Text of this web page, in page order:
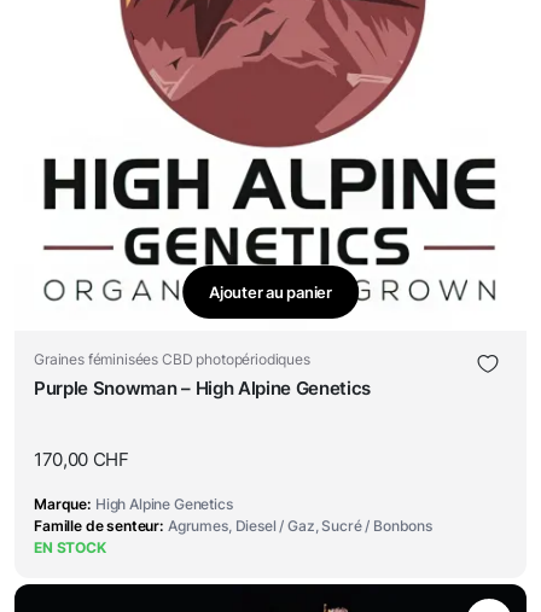
Ajouter au panier
Graines féminisées CBD photopériodiques
Purple Snowman – High Alpine Genetics
170,00 CHF
Marque High Alpine Genetics
Famille de senteur Agrumes, Diesel / Gaz, Sucré / Bonbons
EN STOCK